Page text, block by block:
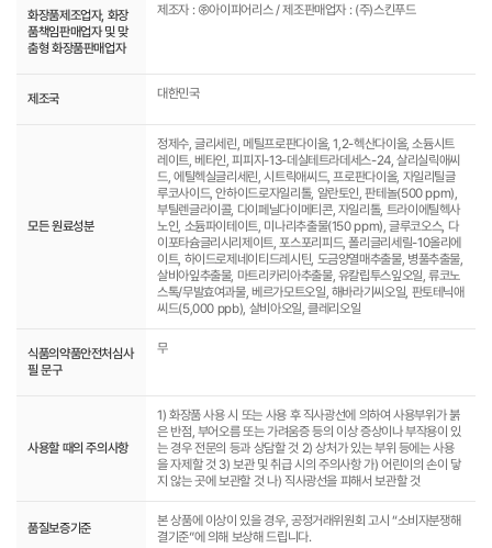
화장품제조업자, 화장
품책임판매업자 및 맞
춤형 화장품판매업자
제조자 : ㈜아이피어리스 / 제조판매업자 : (주)스킨푸드
제조국 대한민국
모든 원료성분
정제수, 글리세린, 메틸프로판다이올, 1,2-헥산다이올, 소듐시트
레이트, 베타인, 피피지-13-데실테트라데세스-24, 살리실릭애씨
드, 에틸헥실글리세린, 시트릭애씨드, 프로판다이올, 자일리틸글
루코사이드, 안하이드로자일리톨, 알란토인, 판테놀(500 ppm),
부틸렌글라이콜, 다이페닐다이메티콘, 자일리톨, 트라이에틸헥사
노인, 소듐파이테이트, 미나리추출물(150 ppm), 글루코오스, 다
이포타슘글리시리제이트, 포스포리피드, 폴리글리세릴-10올리에
이트, 하이드로제네이티드레시틴, 도금양열매추출물, 병풀추출물,
살비아잎추출물, 마트리카리아추출물, 유칼립투스잎오일, 류코노
스톡/무발효여과물, 베르가모트오일, 해바라기씨오일, 판토테닉애
씨드(5,000 ppb), 살비아오일, 클레리오일
식품의약품안전처심사
필 문구
무
사용할 때의 주의사항
1) 화장품 사용 시 또는 사용 후 직사광선에 의하여 사용부위가 붉
은 반점, 부어오름 또는 가려움증 등의 이상 증상이나 부작용이 있
는 경우 전문의 등과 상담할 것 2) 상처가 있는 부위 등에는 사용
을 자제할 것 3) 보관 및 취급 시의 주의사항 가) 어린이의 손이 닿
지 않는 곳에 보관할 것 나) 직사광선을 피해서 보관할 것
품질보증기준
본 상품에 이상이 있을 경우, 공정거래위원회 고시 “소비자분쟁해
결기준”에 의해 보상해 드립니다.